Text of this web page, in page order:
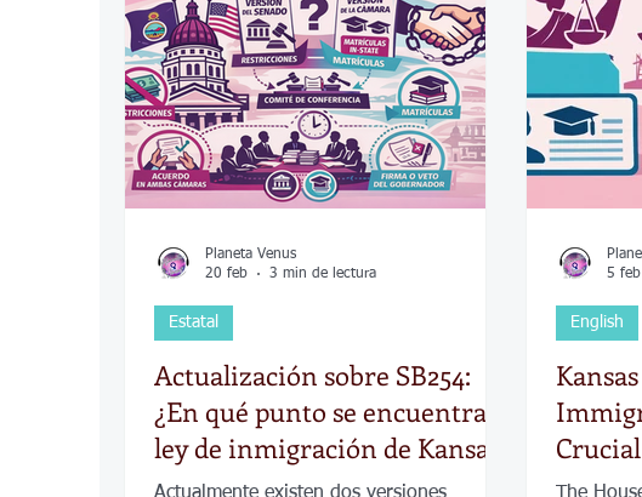
COVID-19 Política Tecnología Economía
Desamparados Carreteras Comunidad
Actualización sobre SB254:
¿En qué punto se encuentra la
ley de inmigración de Kansas
y qué sigue?
Actualmente existen dos versiones
Estatal
Planeta Venus
20 feb
3 min de lectura
The
English
5 feb